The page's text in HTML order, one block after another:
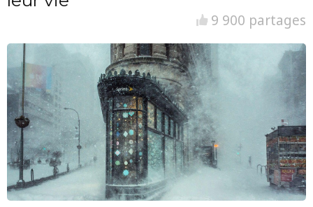
9 900 partages